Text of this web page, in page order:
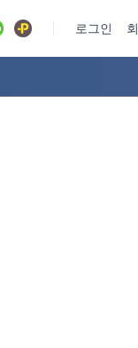
로그인